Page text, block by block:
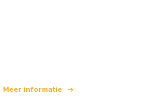
Meer informatie